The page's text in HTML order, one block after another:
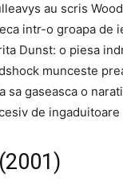
au scris
intr-o groapa de
Dunst: o piesa
munceste
sa gaseasca o
de